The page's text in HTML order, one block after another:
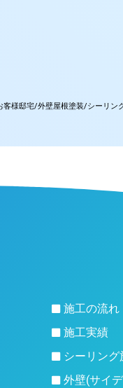
客様邸宅/外壁屋根塗装/シーリン
施工の流れ
施工実績
シーリング
外壁(サイ